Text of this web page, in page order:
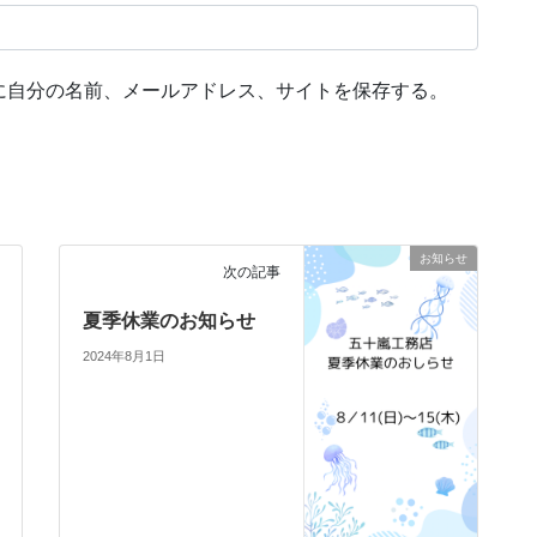
分の名前、メールアドレス、サイトを保存する。
お知らせ
次の記事
夏季休業のお知らせ
2024年8月1日